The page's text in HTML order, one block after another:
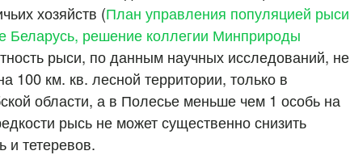
хозяйств (План управления популяцией рыси
Беларусь, решение коллегии Минприроды
рыси, по данным научных исследований, не
100 км. кв. лесной территории, только в
области, а в Полесье меньше чем 1 особь на
рысь не может существенно снизить
и тетеревов.